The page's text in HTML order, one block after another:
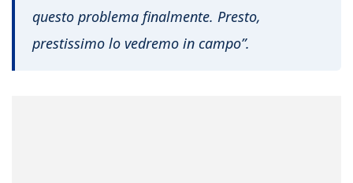
questo problema finalmente. Presto,
prestissimo lo vedremo in campo”.